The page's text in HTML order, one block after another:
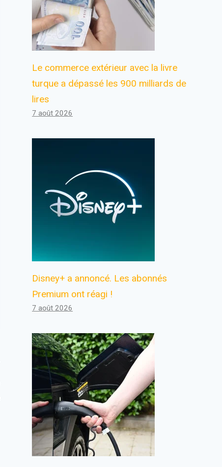
Le commerce extérieur avec la livre
turque a dépassé les 900 milliards de
lires
7 août 2026
Disney+ a annoncé. Les abonnés
Premium ont réagi !
7 août 2026